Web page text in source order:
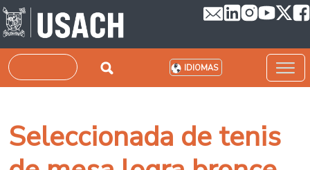
Pasar al contenido principal
Buscar IDIOMAS
Seleccionada de tenis